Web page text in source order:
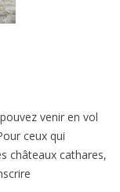
venir en vol
ceux qui
châteaux cathares,